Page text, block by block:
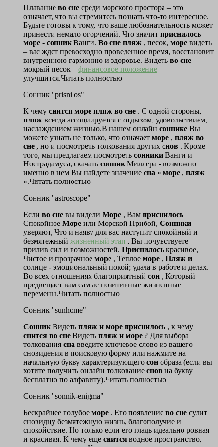
Плавание во сне среди морского простора – это
означает, что вы стремитесь познать что-то интересное.
Будьте готовы к тому, что ваше любознательность может
принести немало огорчений. Что значит приснилось
море - сонник Ванги. Во сне пляж , песок, море видеть
– вас ждет превосходно проведенное время, восстановит
внутреннюю гармонию и здоровье. Видеть во сне
мокрый песок – финансовое положение
улучшится.Читать полностью
Сонник "prisnilos"
К чему снится море пляж во сне . С одной стороны,
пляж всегда ассоциируется с отдыхом, удовольствием,
наслаждением жизнью.В нашем онлайн соннике Вы
можете узнать не только, что означает море , пляж во
сне , но и посмотреть толкования других снов . Кроме
того, мы предлагаем посмотреть сонники Ванги и
Нострадамуса, скачать сонник Миллера - возможно
именно в нем Вы найдете значение сна « море , пляж
».Читать полностью
Сонник "astroscope"
Если во сне вы видели Море , Вам приснилось
Спокойное Море или Морской Прибой, Сонники
уверяют, Что и наяву для вас наступит спокойный и
безмятежный жизненный этап , Вы почувствуете
прилив сил и возможностей. Приснилось красивое,
Чистое и прозрачное море , Теплое море , Пляж и
солнце - эмоциональный покой; удача в работе и делах.
Во всех отношениях благоприятный сон , Который
предвещает вам самые позитивные жизненные
перемены.Читать полностью
Сонник "sunhome"
Сонник Видеть пляж и море приснилось , к чему
снится во сне Видеть пляж и море ? Для выбора
толкования сна введите ключевое слово из вашего
сновидения в поисковую форму или нажмите на
начальную букву характеризующего сон образа (если вы
хотите получить онлайн толкование снов на букву
бесплатно по алфавиту).Читать полностью
Сонник "sonnik-enigma"
Бескрайнее голубое море . Его появление во сне сулит
сновидцу безмятежную жизнь, благополучие и
спокойствие. Но только если его гладь идеально ровная
и красивая. К чему еще снится водное пространство,